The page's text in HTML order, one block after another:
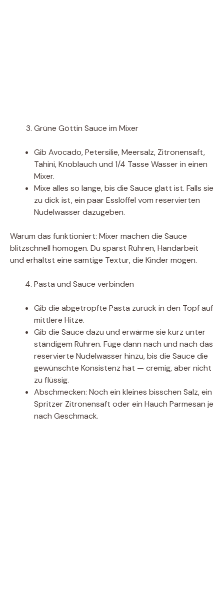
Grüne Göttin Sauce im Mixer
Gib Avocado, Petersilie, Meersalz, Zitronensaft,
Tahini, Knoblauch und 1/4 Tasse Wasser in einen
Mixer.
Mixe alles so lange, bis die Sauce glatt ist. Falls sie
zu dick ist, ein paar Esslöffel vom reservierten
Nudelwasser dazugeben.
Warum das funktioniert: Mixer machen die Sauce
blitzschnell homogen. Du sparst Rühren, Handarbeit
und erhältst eine samtige Textur, die Kinder mögen.
Pasta und Sauce verbinden
Gib die abgetropfte Pasta zurück in den Topf auf
mittlere Hitze.
Gib die Sauce dazu und erwärme sie kurz unter
ständigem Rühren. Füge dann nach und nach das
reservierte Nudelwasser hinzu, bis die Sauce die
gewünschte Konsistenz hat — cremig, aber nicht
zu flüssig.
Abschmecken: Noch ein kleines bisschen Salz, ein
Spritzer Zitronensaft oder ein Hauch Parmesan je
nach Geschmack.